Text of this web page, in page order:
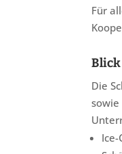
Für
Die